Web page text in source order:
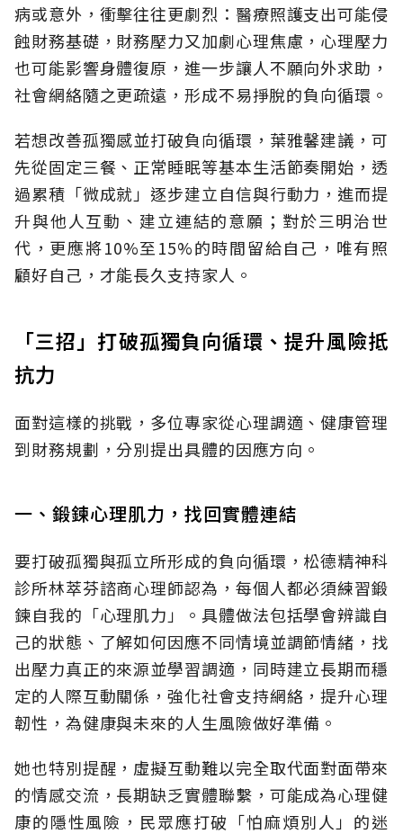
病或意外，衝擊往往更劇烈：醫療照護支出可能侵
蝕財務基礎，財務壓力又加劇心理焦慮，心理壓力
也可能影響身體復原，進一步讓人不願向外求助，
社會網絡隨之更疏遠，形成不易掙脫的負向循環。
若想改善孤獨感並打破負向循環，葉雅馨建議，可
先從固定三餐、正常睡眠等基本生活節奏開始，透
過累積「微成就」逐步建立自信與行動力，進而提
升與他人互動、建立連結的意願；對於三明治世
代，更應將10%至15%的時間留給自己，唯有照
顧好自己，才能長久支持家人。
「三招」打破孤獨負向循環、提升風險抵
抗力
面對這樣的挑戰，多位專家從心理調適、健康管理
到財務規劃，分別提出具體的因應方向。
一、鍛鍊心理肌力，找回實體連結
要打破孤獨與孤立所形成的負向循環，松德精神科
診所林萃芬諮商心理師認為，每個人都必須練習鍛
鍊自我的「心理肌力」。具體做法包括學會辨識自
己的狀態、了解如何因應不同情境並調節情緒，找
出壓力真正的來源並學習調適，同時建立長期而穩
定的人際互動關係，強化社會支持網絡，提升心理
韌性，為健康與未來的人生風險做好準備。
她也特別提醒，虛擬互動難以完全取代面對面帶來
的情感交流，長期缺乏實體聯繫，可能成為心理健
康的隱性風險，民眾應打破「怕麻煩別人」的迷